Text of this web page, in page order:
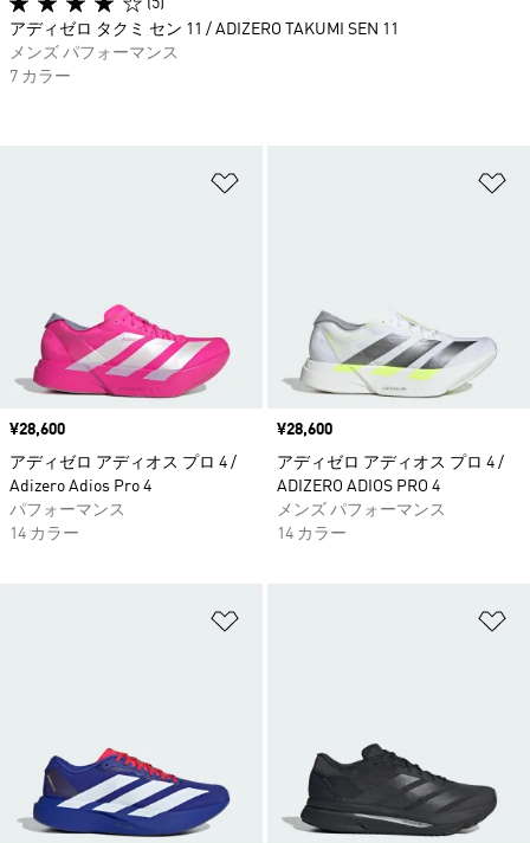
価格
¥28,600
アディゼロ アディオス プロ 4 /
Adizero Adios Pro 4
パフォーマンス
14 カラー
価格
¥28,600
アディゼロ アディオス プロ 4 /
ADIZERO ADIOS PRO 4
メンズ パフォーマンス
14 カラー
(5)
アディゼロ タクミ セン 11 / ADIZERO TAKUMI SEN 11
メンズ パフォーマンス
7 カラー